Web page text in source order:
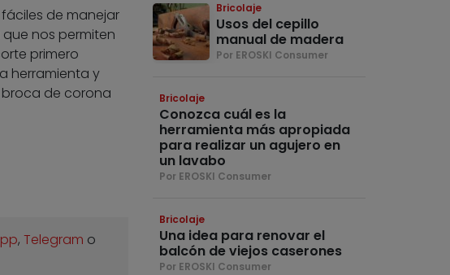
de manejar
nos permiten
primero
herramienta y
de corona
,Telegram o
Bricolaje
Usos del cepillo
manual de madera
Por EROSKI Consumer
Bricolaje
Conozca cuál es la
herramienta más apropiada
para realizar un agujero en
un lavabo
Por EROSKI Consumer
Bricolaje
Una idea para renovar el
balcón de viejos caserones
Por EROSKI Consumer